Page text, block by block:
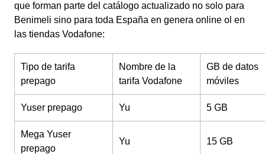
que forman parte del catálogo actualizado no solo para
Benimeli sino para toda España en genera online ol en
las tiendas Vodafone:
Tipo de tarifa
prepago
Nombre de la
tarifa Vodafone
GB de datos
móviles
Yuser prepago Yu 5 GB
Mega Yuser
prepago
Yu 15 GB